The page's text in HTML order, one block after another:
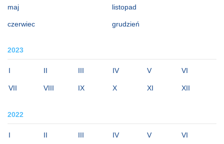
maj
czerwiec
listopad
grudzień
2023
I II III IV V VI
VII VIII IX X XI XII
2022
I II III IV V VI